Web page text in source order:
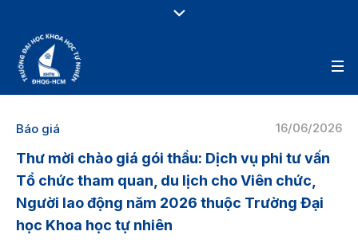
16/06/2026
Báo giá
Thư mời chào giá gói thầu: Dịch vụ phi tư vấn
Tổ chức tham quan, du lịch cho Viên chức,
Người lao động năm 2026 thuộc Trường Đại
học Khoa học tự nhiên